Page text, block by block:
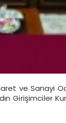
ve Sanayi
Girişimciler